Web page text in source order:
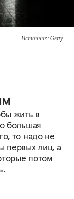
Источник: Getty
жить в
большая
то надо не
первых лиц, а
потом